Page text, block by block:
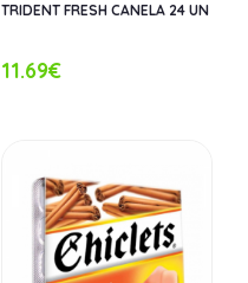
TRIDENT FRESH CANELA 24 UN
11.69€